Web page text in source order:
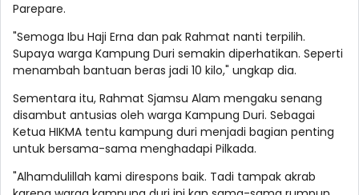
Parepare.
"Semoga Ibu Haji Erna dan pak Rahmat nanti terpilih.
Supaya warga Kampung Duri semakin diperhatikan. Seperti
menambah bantuan beras jadi 10 kilo," ungkap dia.
Sementara itu, Rahmat Sjamsu Alam mengaku senang
disambut antusias oleh warga Kampung Duri. Sebagai
Ketua HIKMA tentu kampung duri menjadi bagian penting
untuk bersama-sama menghadapi Pilkada.
"Alhamdulillah kami direspons baik. Tadi tampak akrab